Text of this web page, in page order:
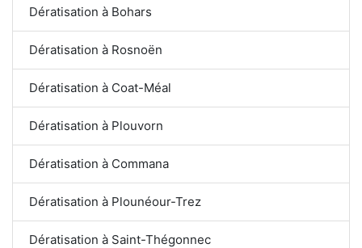
Dératisation à Bohars
Dératisation à Rosnoën
Dératisation à Coat-Méal
Dératisation à Plouvorn
Dératisation à Commana
Dératisation à Plounéour-Trez
Dératisation à Saint-Thégonnec